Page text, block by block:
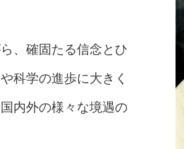
、確固たる信念とひ
科学の進歩に大きく
内外の様々な境遇の